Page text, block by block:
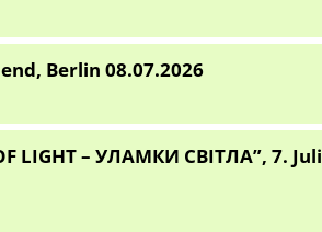
Berlin 08.07.2026
LIGHT – УЛАМКИ СВІТЛА”, 7. Juli